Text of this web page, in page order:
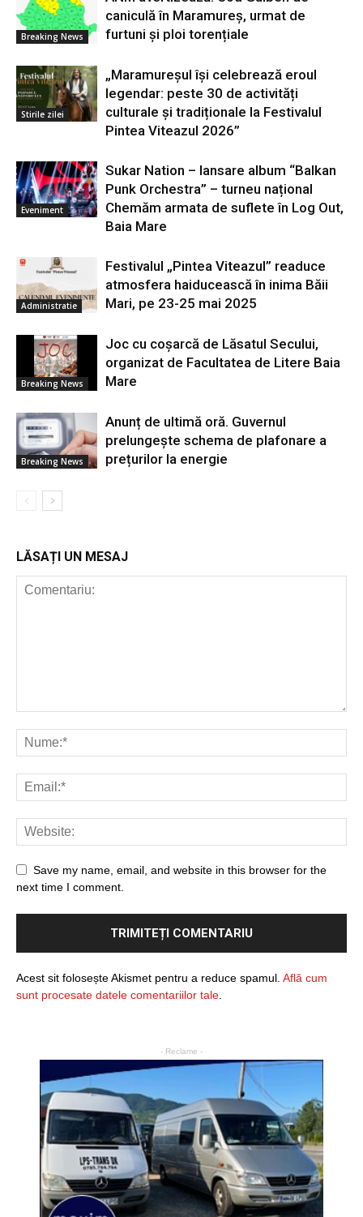
Breaking News
caniculă în Maramureș, urmat de
furtuni și ploi torențiale
Stirile zilei
„Maramureșul își celebrează eroul
legendar: peste 30 de activități
culturale și tradiționale la Festivalul
Pintea Viteazul 2026”
Eveniment
Sukar Nation – lansare album “Balkan
Punk Orchestra” – turneu național
Chemăm armata de suflete în Log Out,
Baia Mare
Administratie
Festivalul „Pintea Viteazul” readuce
atmosfera haiducească în inima Băii
Mari, pe 23-25 mai 2025
Breaking News
Joc cu coșarcă de Lăsatul Secului,
organizat de Facultatea de Litere Baia
Mare
Breaking News
Anunț de ultimă oră. Guvernul
prelungește schema de plafonare a
prețurilor la energie
LĂSAȚI UN MESAJ
Save my name, email, and website in this browser for the
next time I comment.
Acest sit folosește Akismet pentru a reduce spamul. Află cum
sunt procesate datele comentariilor tale
- Reclame -